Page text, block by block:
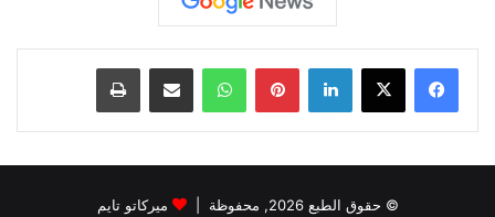
لينكدإن بينتيريست واتساب
© حقوق الطبع 2026, محفوظة | ميركاتو تايم